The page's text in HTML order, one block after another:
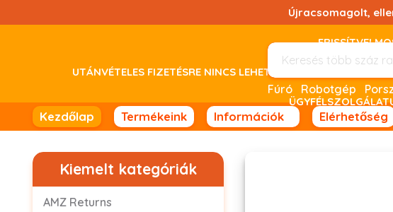
a
Újracsomagolt,
FRISSÍTVE!
UTÁNVÉTELES FIZETÉSRE NINCS LEHETŐSÉG! FIZETNI
Fúró Robotgép
Kezdőlap Termékeink Információk Elérhetőség
Kiemelt kategóriák
AMZ Returns